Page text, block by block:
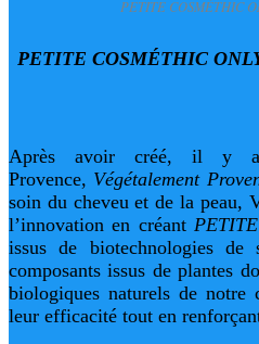
PETITE COSMÉTHIC
PETITE COSMÉTHIC
Après avoir créé, il y a
Provence, Végétalement
soin du cheveu et de la peau,
l’innovation en créant
issus de biotechnologies de
composants issus de plantes
biologiques naturels de notre
leur efficacité tout en